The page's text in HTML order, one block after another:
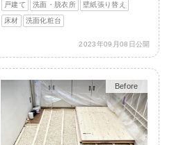
戸建て 洗面・脱衣所 壁紙張り替え
床材 洗面化粧台
2023年09月08日公開
Before
After